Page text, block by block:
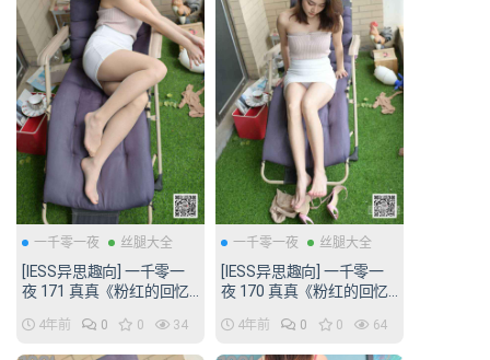
一千零一夜 丝腿大全
[IESS异思趣向] 一千零一
夜 171 真真《粉红的回忆
4年前 0 0 34
一千零一夜 丝腿大全
[IESS异思趣向] 一千零一
夜 170 真真《粉红的回忆
4年前 0 0 64